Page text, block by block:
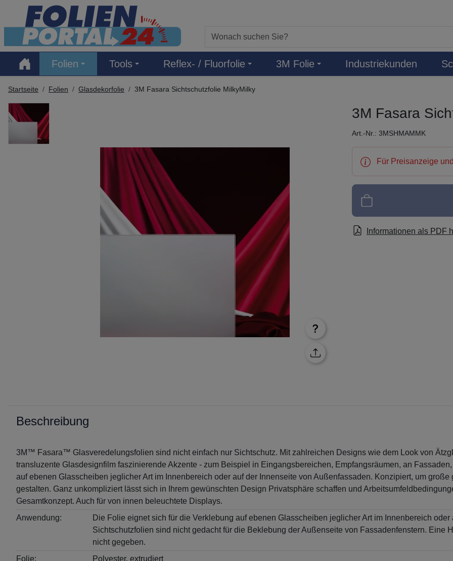
Hauptregion der Seite anspringen
Folien Tools Reflex- / Fluorfolie 3M Folie Industriekunden
Startseite Folien Glasdekorfolie 3M Fasara Sichtschutzfolie MilkyMilky
3M Fasara
Art.-Nr.: 3MSHMAMMK
Für Preisanzeige
Informationen als PDF
Beschreibung
3M™ Fasara™ Glasveredelungsfolien sind nicht einfach nur Sichtschutz. Mit zahlreichen Designs wie dem Look von
transluzente Glasdesignfilm faszinierende Akzente - zum Beispiel in Eingangsbereichen, Empfangsräumen, an
auf ebenen Glasscheiben jeglicher Art im Innenbereich oder auf der Innenseite von Außenfassaden. Konzipiert, um
gestalten. Ganz unkompliziert lässt sich in Ihrem gewünschten Design Privatsphäre schaffen und
Gesamtkonzept. Auch für von innen beleuchtete Displays.
Anwendung:
Die Folie eignet sich für die Verklebung auf ebenen Glasscheiben jeglicher Art im Innenbereich
Sichtschutzfolien sind nicht gedacht für die Beklebung der Außenseite von Fassadenfenstern. Eine
nicht gegeben.
Folie:
Polyester, extrudiert